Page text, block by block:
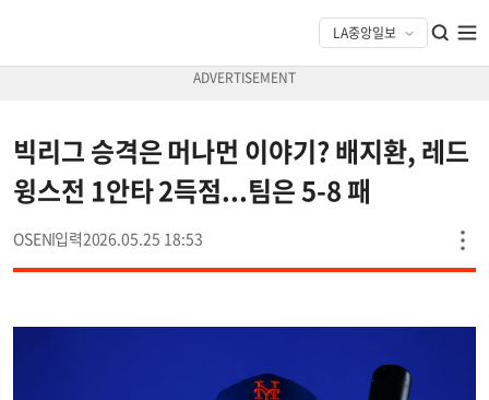
빅리그 승격은 머나먼 이야기? 배지환, 레드
윙스전 1안타 2득점...팀은 5-8 패
OSEN 2026.05.25 18:53